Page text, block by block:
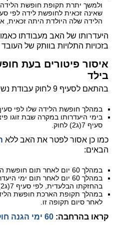
ולמשך יתרת תקופת חופשת הלידה
הלידה שלה היולדת היתה זכאית,
היעדרותו של האב מעבודתו
בזכויות התלויות בוותק של העובד אצל
איסור פיטורים בעת
בילד
בהתאם לסעיף 9 לחוק עבודת נשים, אסור בכלל לפטר את האב בכל אחד מהמקרים הבאים:
במהלך חופשת הלידה שלו לפי סעיף 6(ח)(1)
בימי היעדרותו במקרה שבת זוגו
סעיף 7(ג2) לחוק.
כמו כן אסור לפטר את האב ללא
הבאים:
במהלך 60 יום לאחר תום חופשת הלידה שלו שלפי סעיף 6(ח)(1) לחוק.
במהלך 60 יום לאחר תום
בהחזקתו הבלעדית, לפי סעיף 7(ג2) לחוק.
לאחר סיום תקופה זו.
קראו בהרחבה: 60 ימי הגנה חוקית לאחר חופשת הלידה